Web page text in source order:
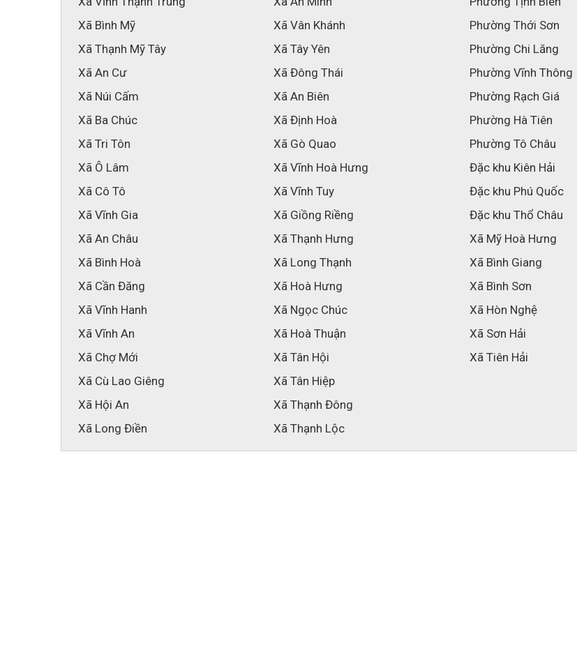
Xã Bình Mỹ
Xã Thạnh Mỹ Tây
Xã An Cư
Xã Núi Cấm
Xã Ba Chúc
Xã Tri Tôn
Xã Ô Lâm
Xã Cô Tô
Xã Vĩnh Gia
Xã An Châu
Xã Bình Hoà
Xã Cần Đăng
Xã Vĩnh Hanh
Xã Vĩnh An
Xã Chợ Mới
Xã Cù Lao Giêng
Xã Hội An
Xã Long Điền
Xã Vân Khánh
Xã Tây Yên
Xã Đông Thái
Xã An Biên
Xã Định Hoà
Xã Gò Quao
Xã Vĩnh Hoà Hưng
Xã Vĩnh Tuy
Xã Giồng Riềng
Xã Thạnh Hưng
Xã Long Thạnh
Xã Hoà Hưng
Xã Ngọc Chúc
Xã Hoà Thuận
Xã Tân Hội
Xã Tân Hiệp
Xã Thạnh Đông
Xã Thạnh Lộc
Phường Thới Sơn
Phường Chi Lăng
Phường Vĩnh Thông
Phường Rạch Giá
Phường Hà Tiên
Phường Tô Châu
Đặc khu Kiên Hải
Đặc khu Phú Quốc
Đặc khu Thổ Châu
Xã Mỹ Hoà Hưng
Xã Bình Giang
Xã Bình Sơn
Xã Hòn Nghệ
Xã Sơn Hải
Xã Tiên Hải